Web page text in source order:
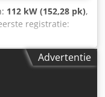
112 kW (152,28 pk),
registratie:
cilinders: 6
goed Optische
Apmjrf
contact op met
Advertentie